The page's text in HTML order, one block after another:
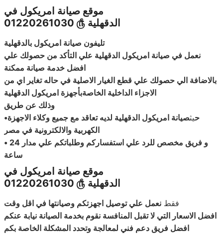
موقع صيانة امريكول في
الدقهلية ௹
تليفون صيانة امريكول بالدقهلية
نعمل في صيانة امريكول الدقهلية علي التأكد من حصولك علي
افضل خدمة صيانة ممكنة
بالاضافة الي حصولك علي قطع الغيار الاصلية في حاله تغاير اي من
الاجزاء الداخلية الخاصةبأجهزة امريكول الدقهلية
وذلك عن طريق
•
حيثصيانة امريكول الدقهلية لديه تعاقد مع جميع وكلاء الاجهزة
الكهربية والالكترونية في مصر
• و فريق مخصص للرد علي استفساركم وطلباتكم علي مدار 24
ساعة
موقع صيانة امريكول في
الدقهلية ௹
فقط نعمل علي توصيل اجهزتكم وصيانتها في اقل وقت
افضل الاسعار التي لا تقبل المنافسة نقوم بخدمة الصيانة نيابة عنكم
افضل فريق دعم فني لمعالجة وتحدد المشكلة الخاصة بكم